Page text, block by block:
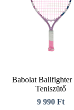
Babolat Ballfighter
Teniszütő
9 990Ft